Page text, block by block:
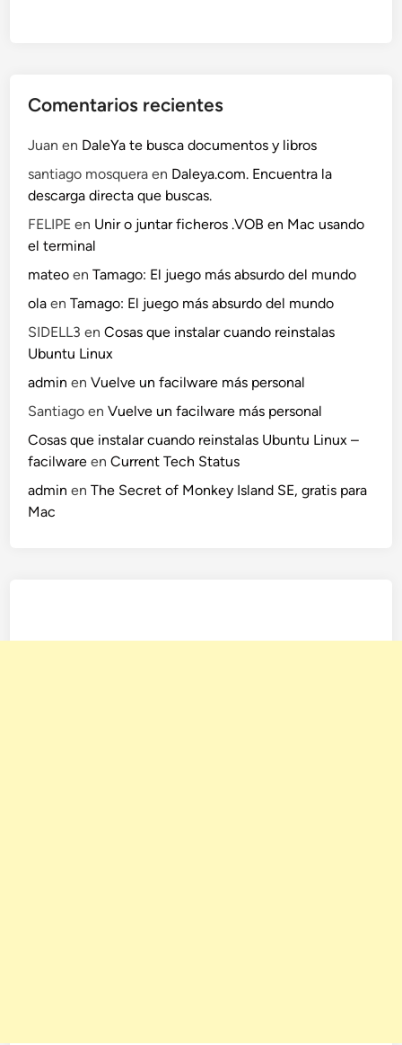
Comentarios recientes
Juan en DaleYa te busca documentos y libros
santiago mosquera en Daleya.com. Encuentra la
descarga directa que buscas.
FELIPE en Unir o juntar ficheros .VOB en Mac usando
el terminal
mateo enTamago: El juego más absurdo del mundo
ola enTamago: El juego más absurdo del mundo
SIDELL3 enCosas que instalar cuando reinstalas
Ubuntu Linux
admin enVuelve un facilware más personal
Santiago enVuelve un facilware más personal
Cosas que instalar cuando reinstalas Ubuntu Linux –
facilware enCurrent Tech Status
admin enThe Secret of Monkey Island SE, gratis para
Mac